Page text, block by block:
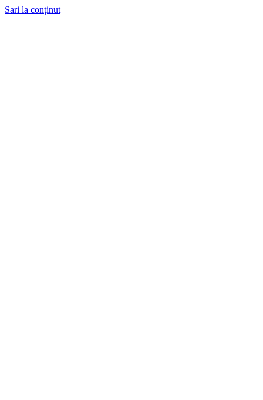
Sari la conținut